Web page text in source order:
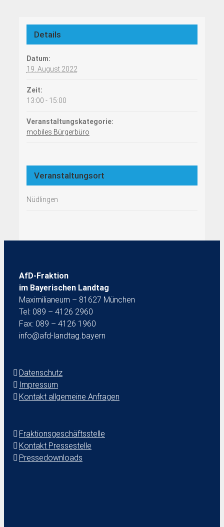
Details
Datum:
19. August 2022
Zeit:
13:00 - 15:00
Veranstaltungskategorie:
mobiles Bürgerbüro
Veranstaltungsort
Nüdlingen
AfD-Fraktion
im Bayerischen Landtag
Maximilianeum – 81627 München
Tel: 089 – 4126 2960
Fax: 089 – 4126 1960
info@afd-landtag.bayern
Datenschutz
Impressum
Kontakt allgemeine Anfragen
Fraktionsgeschäftsstelle
Kontakt Pressestelle
Pressedownloads